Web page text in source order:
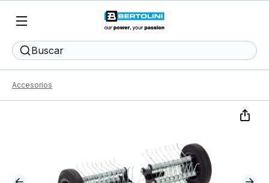
Buscar
Accesorios